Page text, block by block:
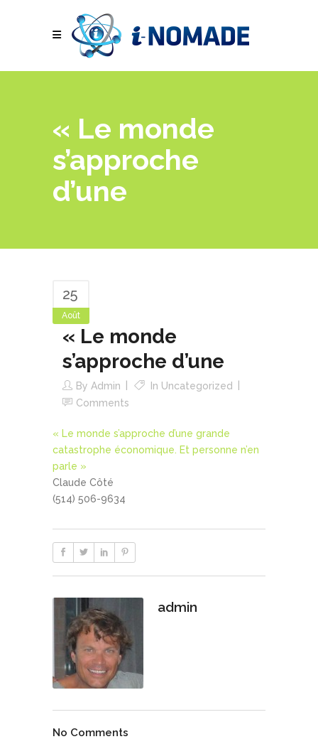
« Le monde
s’approche
d’une
25
Août
« Le monde
s’approche d’une
By Admin In Uncategorized
Comments
« Le monde s’approche d’une grande
catastrophe économique. Et personne n’en
parle »
Claude Côté
(514) 506-9634
admin
No Comments